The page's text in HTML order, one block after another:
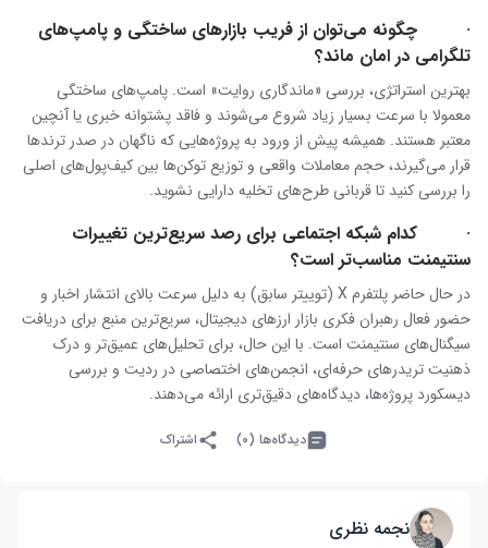
· چگونه می‌توان از فریب بازارهای ساختگی و پامپ‌های
تلگرامی در امان ماند؟
بهترین استراتژی، بررسی «ماندگاری روایت» است. پامپ‌های ساختگی
معمولا با سرعت بسیار زیاد شروع می‌شوند و فاقد پشتوانه خبری یا آنچین
معتبر هستند. همیشه پیش از ورود به پروژه‌هایی که ناگهان در صدر ترندها
قرار می‌گیرند، حجم معاملات واقعی و توزیع توکن‌ها بین کیف‌پول‌های اصلی
را بررسی کنید تا قربانی طرح‌های تخلیه دارایی نشوید.
· کدام شبکه اجتماعی برای رصد سریع‌ترین تغییرات
سنتیمنت مناسب‌تر است؟
در حال حاضر پلتفرم X (توییتر سابق) به دلیل سرعت بالای انتشار اخبار و
حضور فعال رهبران فکری بازار ارزهای دیجیتال، سریع‌ترین منبع برای دریافت
سیگنال‌های سنتیمنت است. با این حال، برای تحلیل‌های عمیق‌تر و درک
ذهنیت تریدرهای حرفه‌ای، انجمن‌های اختصاصی در ردیت و بررسی
دیسکورد پروژه‌ها، دیدگاه‌های دقیق‌تری ارائه می‌دهند.
دیدگاه‌ها (۰) اشتراک
نجمه نظری